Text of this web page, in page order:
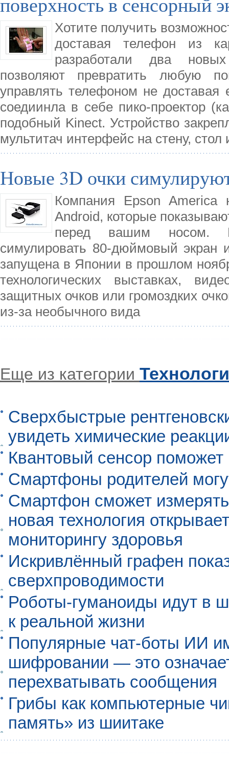
Хотите получить
доставая телефон из
разработали два
позволяют превратить любую
управлять телефоном не доставая
соедиинла в себе пико-проектор
подобный Kinect. Устройство
мультитач интерфейс на стену, стол
Новые 3D очки
Компания Epson America
Android, которые
перед вашим носом.
симулировать 80-дюймовый
запущена в Японии в прошлом
технологических выставках,
защитных очков или громоздких
из-за необычного вида
Еще из категории
Сверхбыстрые
увидеть химические
Квантовый сенсор
Смартфоны родителей
Смартфон сможет
новая технология
мониторингу здоровья
Искривлённый графен
сверхпроводимости
Роботы-гуманоиды идут в
к реальной жизни
Популярные чат-боты ИИ
шифровании — это
перехватывать сообщения
Грибы как компьютерные
память» из шиитаке